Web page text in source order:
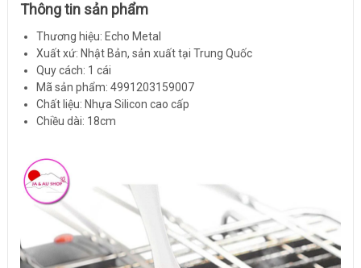
Thông tin sản phẩm
Thương hiệu: Echo Metal
Xuất xứ: Nhật Bản, sản xuất tại Trung Quốc
Quy cách: 1 cái
Mã sản phẩm: 4991203159007
Chất liệu: Nhựa Silicon cao cấp
Chiều dài: 18cm